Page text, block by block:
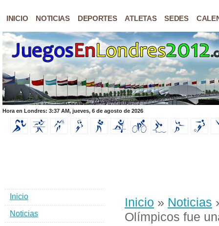
INICIO NOTICIAS DEPORTES ATLETAS SEDES
Hora en Londres: 3:37 AM, jueves, 6 de agosto de 2026
Inicio » Noticias
Olímpicos fue
Inicio
Noticias